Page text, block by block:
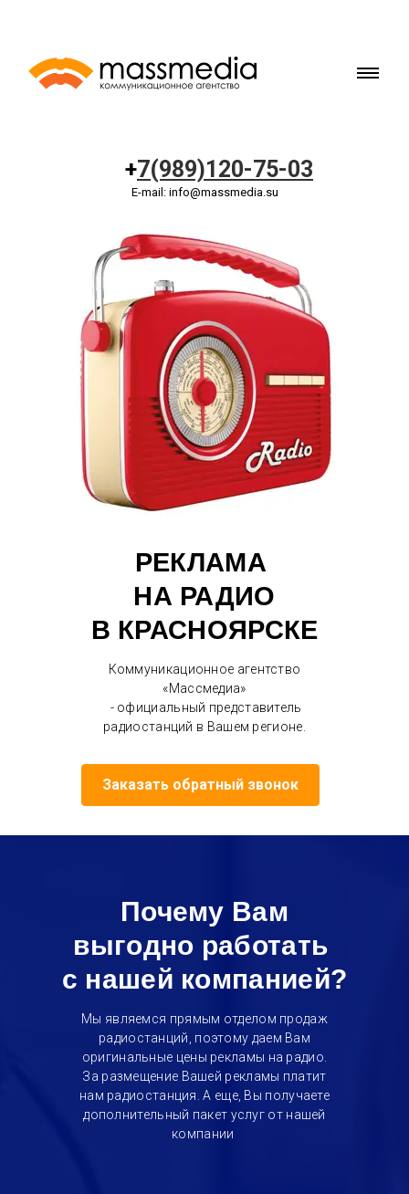
+7(989)120-75-03
E-mail: info@massmedia.su
РЕКЛАМА
НА РАДИО
В КРАСНОЯРСКЕ
Коммуникационное агентство
«Массмедиа»
- официальный представитель
радиостанций в Вашем регионе.
Заказать обратный звонок
Почему Вам
выгодно работать
с нашей компанией?
Мы являемся прямым отделом продаж
радиостанций, поэтому даем Вам
оригинальные цены рекламы на радио.
За размещение Вашей рекламы платит
нам радиостанция. А еще, Вы получаете
дополнительный пакет услуг от нашей
компании